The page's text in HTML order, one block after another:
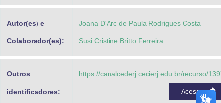
Autor(es) e
Colaborador(es):
Joana D'Arc de Paula Rodrigues Costa
Susi Cristine Britto Ferreira
Outros
identificadores:
https://canalcederj.cecierj.edu.br/recurso/
Acessar